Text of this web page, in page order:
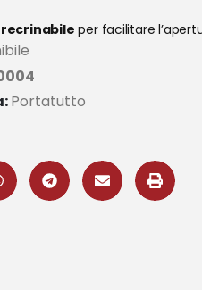
recrinabile per facilitare
Portatutto